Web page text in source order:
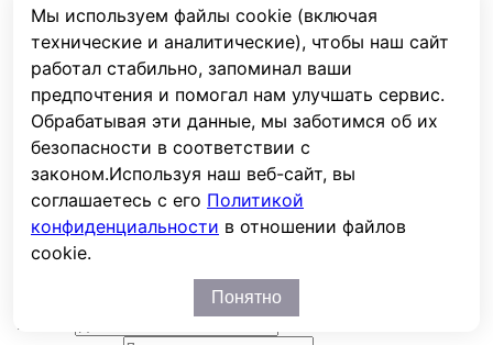
Мы используем файлы cookie (включая
технические и аналитические), чтобы наш сайт
работал стабильно, запоминал ваши
предпочтения и помогал нам улучшать сервис.
Обрабатывая эти данные, мы заботимся об их
безопасности в соответствии с
законом.Используя наш веб-сайт, вы
соглашаетесь с его Политикой
конфиденциальности в отношении файлов
cookie.
Понятно
Высота с клеммами, мм
133
Вес, кг.
19
Отзывы
Отзывов пока нет. Ваш будет первым!
Оставить отзыв
Ваша оценка
E-mail